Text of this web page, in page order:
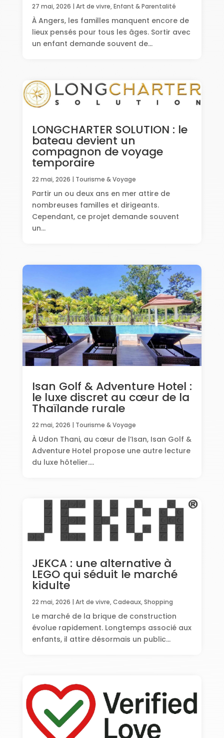
27 mai, 2026 | Art de vivre,Enfant & Parentalité
À Angers, les familles manquent encore de
lieux pensés pour tous les âges. Sortir avec
un enfant demande souvent de...
LONGCHARTER SOLUTION : le
bateau devient un
compagnon de voyage
temporaire
22 mai, 2026 | Tourisme & Voyage
Partir un ou deux ans en mer attire de
nombreuses familles et dirigeants.
Cependant, ce projet demande souvent
un...
Isan Golf & Adventure Hotel :
le luxe discret au cœur de la
Thaïlande rurale
22 mai, 2026 | Tourisme & Voyage
À Udon Thani, au cœur de l’Isan, Isan Golf &
Adventure Hotel propose une autre lecture
du luxe hôtelier....
JEKCA : une alternative à
LEGO qui séduit le marché
kidulte
22 mai, 2026 | Art de vivre,Cadeaux, Shopping
Le marché de la brique de construction
évolue rapidement. Longtemps associé aux
enfants, il attire désormais un public...